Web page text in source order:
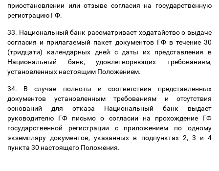
приостановлении или отзыве согласия на государственную
регистрацию ГФ.
33. Национальный банк рассматривает ходатайство о выдаче
согласия и прилагаемый пакет документов ГФ в течение 30
(тридцати) календарных дней с даты их представления в
Национальный банк, удовлетворяющих требованиям,
установленных настоящим Положением.
34. В случае полноты и соответствия представленных
документов установленным требованиям и отсутствия
оснований для отказа Национальный банк выдает
руководителю ГФ письмо о согласии на прохождение ГФ
государственной регистрации с приложением по одному
экземпляру документов, указанных в подпунктах 2, 3 и 4
пункта 30 настоящего Положения.